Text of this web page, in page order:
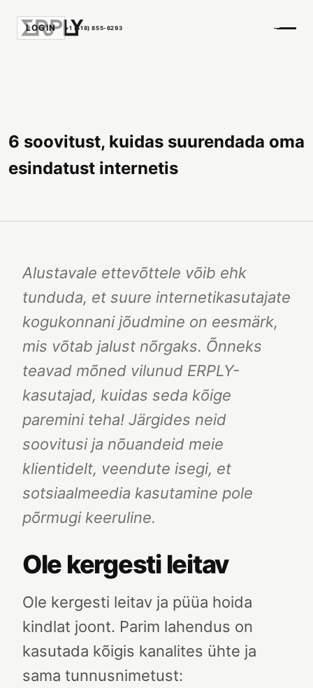
LOGIN +1 (518) 855-6293
6 soovitust, kuidas suurendada oma
esindatust internetis
Alustavale ettevõttele võib ehk
tunduda, et suure internetikasutajate
kogukonnani jõudmine on eesmärk,
mis võtab jalust nõrgaks. Õnneks
teavad mõned vilunud ERPLY-
kasutajad, kuidas seda kõige
paremini teha! Järgides neid
soovitusi ja nõuandeid meie
klientidelt, veendute isegi, et
sotsiaalmeedia kasutamine pole
põrmugi keeruline.
Ole kergesti leitav
Ole kergesti leitav ja püüa hoida
kindlat joont. Parim lahendus on
kasutada kõigis kanalites ühte ja
sama tunnusnimetust: